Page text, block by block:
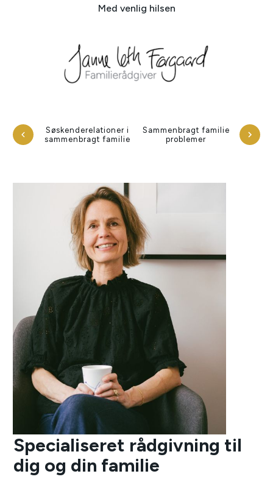
Med venlig hilsen
Søskenderelationer i
sammenbragt familie
Sammenbragt familie
problemer
Specialiseret rådgivning til
dig og din familie